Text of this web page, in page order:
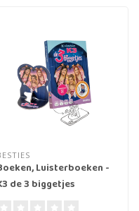
Luisterboeken -
de 3 biggetjes